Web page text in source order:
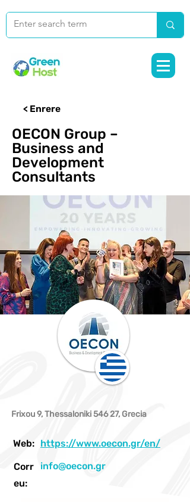
< Enrere
OECON Group –
Business and
Development
Consultants
Web: https://www.oecon.gr/en/
Corr
eu:
info@oecon.gr
Frixou 9, Thessaloniki 546 27, Grecia